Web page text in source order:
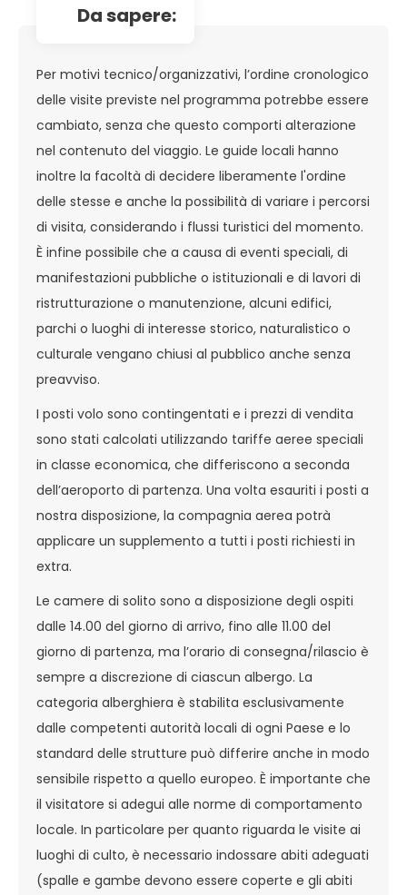
da sapere:
Per motivi tecnico/organizzativi, l’ordine cronologico
delle visite previste nel programma potrebbe essere
cambiato, senza che questo comporti alterazione
nel contenuto del viaggio. Le guide locali hanno
inoltre la facoltà di decidere liberamente l'ordine
delle stesse e anche la possibilità di variare i percorsi
di visita, considerando i flussi turistici del momento.
È infine possibile che a causa di eventi speciali, di
manifestazioni pubbliche o istituzionali e di lavori di
ristrutturazione o manutenzione, alcuni edifici,
parchi o luoghi di interesse storico, naturalistico o
culturale vengano chiusi al pubblico anche senza
preavviso.
I posti volo sono contingentati e i prezzi di vendita
sono stati calcolati utilizzando tariffe aeree speciali
in classe economica, che differiscono a seconda
dell’aeroporto di partenza. Una volta esauriti i posti a
nostra disposizione, la compagnia aerea potrà
applicare un supplemento a tutti i posti richiesti in
extra.
Le camere di solito sono a disposizione degli ospiti
dalle 14.00 del giorno di arrivo, fino alle 11.00 del
giorno di partenza, ma l’orario di consegna/rilascio è
sempre a discrezione di ciascun albergo. La
categoria alberghiera è stabilita esclusivamente
dalle competenti autorità locali di ogni Paese e lo
standard delle strutture può differire anche in modo
sensibile rispetto a quello europeo. È importante che
il visitatore si adegui alle norme di comportamento
locale. In particolare per quanto riguarda le visite ai
luoghi di culto, è necessario indossare abiti adeguati
(spalle e gambe devono essere coperte e gli abiti